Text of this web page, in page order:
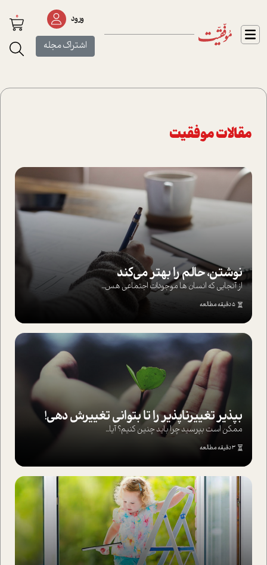
ورود
اشتراک مجله
0
مقالات موفقیت
نوشتن، حالم را بهتر می‌کند
از آنجایی که انسان ها موجودات اجتماعی هس...
5 دقیقه مطالعه
بپذير تغييرناپذير را تا بتواني تغييرش دهي!‏
ممکن است بپرسيد چرا بايد چنين کنيم؟ آيا...
3 دقیقه مطالعه